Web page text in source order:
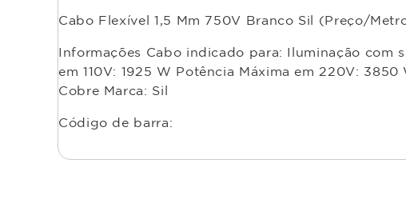
Cabo Flexível 1,5 Mm 750V Branco Sil (Preço/
Informações Cabo indicado para: Iluminação com
em 110V: 1925 W Potência Máxima em 220V:
Cobre Marca: Sil
Código de barra: